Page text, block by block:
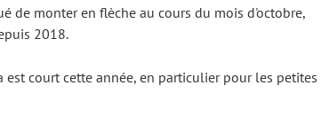
de monter en flèche au cours du mois d'octobre,
2018.
court cette année, en particulier pour les petites